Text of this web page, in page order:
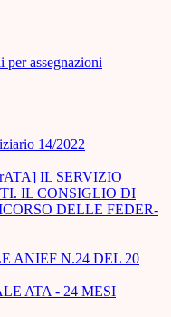
assegnazioni
14/2022
IL SERVIZIO
IL CONSIGLIO DI
DELLE FEDER-
ANIEF N.24 DEL 20
ATA - 24 MESI